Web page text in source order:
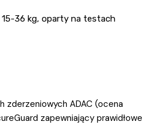
36 kg, oparty na testach
zderzeniowych ADAC (ocena
zapewniający prawidłowe